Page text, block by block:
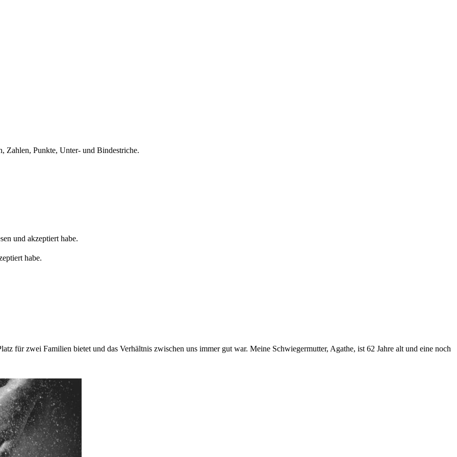
Zahlen, Punkte, Unter- und Bindestriche.
und akzeptiert habe.
habe.
für zwei Familien bietet und das Verhältnis zwischen uns immer gut war. Meine Schwiegermutter, Agathe, ist 62 Jahre alt und eine noch